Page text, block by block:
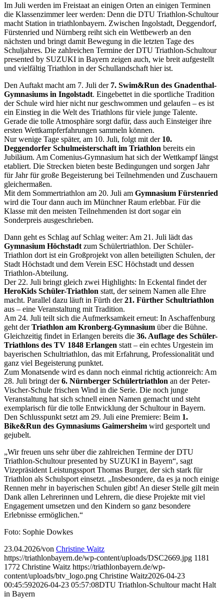
Im Juli werden im Freistaat an einigen Orten an einigen Terminen
die Klassenzimmer leer werden: Denn die DTU Triathlon-Schultour
macht Station in triathlonbayern. Zwischen Ingolstadt, Deggendorf,
Fürstenried und Nürnberg reiht sich ein Wettbewerb an den
nächsten und bringt damit Bewegung in die letzten Tage des
Schuljahres. Die zahlreichen Termine der DTU Triathlon-Schultour
presented by SUZUKI in Bayern zeigen auch, wie breit aufgestellt
und vielfältig Triathlon in der Schullandschaft hier ist.
Den Auftakt macht am 7. Juli der 7. Swim&Run des Gnadenthal-
Gymnasiums in Ingolstadt. Eingebettet in die sportliche Tradition
der Schule wird hier nicht nur geschwommen und gelaufen – es ist
ein Einstieg in die Welt des Triathlons für viele junge Talente.
Gerade die tolle Atmosphäre sorgt dafür, dass auch Einsteiger ihre
ersten Wettkampferfahrungen sammeln können.
Nur wenige Tage später, am 10. Juli, folgt mit der 10.
Deggendorfer Schulmeisterschaft im Triathlon bereits ein
Jubiläum. Am Comenius-Gymnasium hat sich der Wettkampf längst
etabliert. Die Strecken bieten beste Bedingungen und sorgen Jahr
für Jahr für große Begeisterung bei Teilnehmenden und Zuschauern
gleichermaßen.
Mit dem Sommertriathlon am 20. Juli am Gymnasium Fürstenried
wird die Tour dann auch im Münchner Raum erlebbar. Für die
Klasse mit den meisten Teilnehmenden ist dort sogar ein
Sonderpreis ausgeschrieben.
Dann geht es Schlag auf Schlag weiter: Am 21. Juli lädt das
Gymnasium Höchstadt zum Schülertriathlon. Der Schüler-
Triathlon dort ist ein Großprojekt von allen beteiligten Schulen, der
Stadt Höchstadt und dem Verein ESC Höchstadt und dessen
Triathlon-Abteilung.
Der 22. Juli bringt gleich zwei Highlights: In Eckental findet der
HeroKids Schüler-Triathlon statt, der seinem Namen alle Ehre
macht. Parallel dazu läuft in Fürth der21. Fürther Schultriathlon
aus – eine Veranstaltung mit Tradition.
Am 24. Juli teilt sich die Aufmerksamkeit erneut: In Aschaffenburg
geht derTriathlon am Kronberg-Gymnasium über die Bühne.
Gleichzeitig findet in Erlangen bereits die 36. Auflage des Schüler-
Triathlons des TV 1848 Erlangen statt – ein echtes Urgestein im
bayerischen Schultriathlon, das mit Erfahrung, Professionalität und
ganz viel Begeisterung punktet.
Zum Monatsende wird es dann noch einmal richtig actionreich: Am
28. Juli bringt der6. Nürnberger Schülertriathlon an der Peter-
Vischer-Schule frischen Wind in die Serie. Die noch junge
Veranstaltung hat sich schnell einen Namen gemacht und steht
exemplarisch für die tolle Entwicklung der Schultour in Bayern.
Den Schlusspunkt setzt am 29. Juli eine Premiere: Beim 1.
Bike&Run des Gymnasiums Gaimersheim wird gesportelt und
gejubelt.
„Wir freuen uns sehr über die zahlreichen Termine der DTU
Triathlon-Schultour presented by SUZUKI in Bayern“, sagt
Vizepräsident Leistungssport Thomas Burger, der sich stark für
Triathlon als Schulsport einsetzt. „Insbesondere, da es ja noch einige
Rennen mehr in bayerischen Schulen gibt! An dieser Stelle gilt mein
Dank allen Lehrerinnen und Lehrern, die diese Projekte mit viel
Engagement umsetzen und den Kindern so ganz besondere
Erlebnisse ermöglichen.“
Foto: Sophie Dowkes
23.04.2026/von Christine Waitz
https://triathlonbayern.de/wp-content/uploads/DSC2669.jpg 1181
1772 Christine Waitz https://triathlonbayern.de/wp-
content/uploads/btv_logo.png Christine Waitz2026-04-23
00:45:592026-04-23 05:57:08DTU Triathlon-Schultour macht Halt
in Bayern